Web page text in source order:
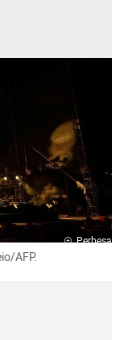
Perbesar
AFP.